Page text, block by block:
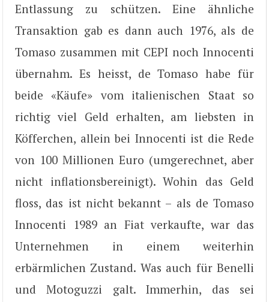
Entlassung zu schützen. Eine ähnliche
Transaktion gab es dann auch 1976, als de
Tomaso zusammen mit CEPI noch Innocenti
übernahm. Es heisst, de Tomaso habe für
beide «Käufe» vom italienischen Staat so
richtig viel Geld erhalten, am liebsten in
Köfferchen, allein bei Innocenti ist die Rede
von 100 Millionen Euro (umgerechnet, aber
nicht inflationsbereinigt). Wohin das Geld
floss, das ist nicht bekannt – als de Tomaso
Innocenti 1989 an Fiat verkaufte, war das
Unternehmen in einem weiterhin
erbärmlichen Zustand. Was auch für Benelli
und Motoguzzi galt. Immerhin, das sei